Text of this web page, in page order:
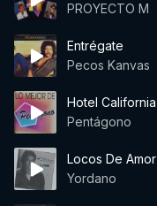
PROYECTO M
Entrégate
Pecos Kanvas
Hotel California
Pentágono
Locos De Amor
Yordano